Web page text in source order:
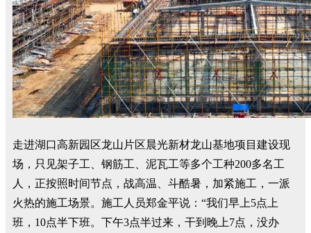
走进湖口高新园区龙山片区晨光新材龙山基地项目建设现
场，只见架子工、钢筋工、泥瓦工等多个工种200多名工
人，正按照时间节点，战高温、斗酷暑，加紧施工，一派
火热的施工场景。施工人员郑金平说：“我们早上5点上
班，10点半下班。下午3点半过来，干到晚上7点，没办